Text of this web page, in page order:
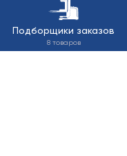
Подборщики заказов
8 товаров